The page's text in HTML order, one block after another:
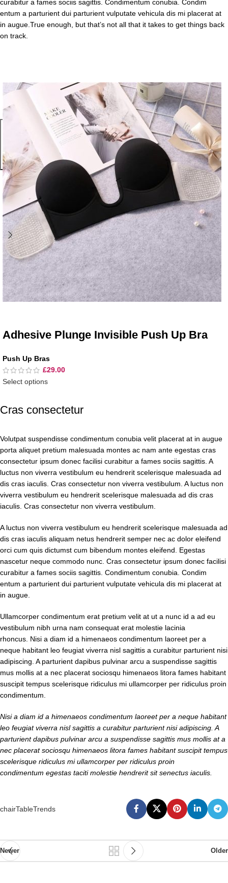
curabitur a fames sociis sagittis. Condimentum conubia. Condim
entum a parturient dui parturient vulputate vehicula dis mi placerat at
in augue.True enough, but that’s not all that it takes to get things back
on track.
Adhesive Plunge Invisible Push Up Bra
Push Up Bras
£29.00
Select options
Cras consectetur
Volutpat suspendisse condimentum conubia velit placerat at in augue
porta aliquet pretium malesuada montes ac nam ante egestas cras
consectetur ipsum donec facilisi curabitur a fames sociis sagittis. A
luctus non viverra vestibulum eu hendrerit scelerisque malesuada ad
dis cras iaculis. Cras consectetur non viverra vestibulum. A luctus non
viverra vestibulum eu hendrerit scelerisque malesuada ad dis cras
iaculis. Cras consectetur non viverra vestibulum.
A luctus non viverra vestibulum eu hendrerit scelerisque malesuada ad
dis cras iaculis aliquam netus hendrerit semper nec ac dolor eleifend
orci cum quis dictumst cum bibendum montes eleifend. Egestas
nascetur neque commodo nunc. Cras consectetur ipsum donec facilisi
curabitur a fames sociis sagittis. Condimentum conubia. Condim
entum a parturient dui parturient vulputate vehicula dis mi placerat at
in augue.
Ullamcorper condimentum erat pretium velit at ut a nunc id a ad eu
vestibulum nibh urna nam consequat erat molestie lacinia
rhoncus. Nisi a diam id a himenaeos condimentum laoreet per a
neque habitant leo feugiat viverra nisl sagittis a curabitur parturient nisi
adipiscing. A parturient dapibus pulvinar arcu a suspendisse sagittis
mus mollis at a nec placerat sociosqu himenaeos litora fames habitant
suscipit tempus scelerisque ridiculus mi ullamcorper per ridiculus proin
condimentum.
Nisi a diam id a himenaeos condimentum laoreet per a neque habitant
leo feugiat viverra nisl sagittis a curabitur parturient nisi adipiscing. A
parturient dapibus pulvinar arcu a suspendisse sagittis mus mollis at a
nec placerat sociosqu himenaeos litora fames habitant suscipit tempus
scelerisque ridiculus mi ullamcorper per ridiculus proin
condimentum egestas taciti molestie hendrerit sit senectus iaculis.
chairTableTrends
Newer Older